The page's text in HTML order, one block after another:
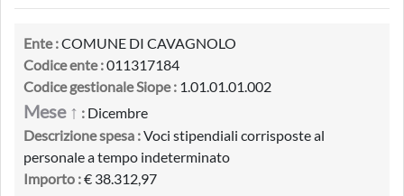
Ente :COMUNE DI CAVAGNOLO
Codice ente :011317184
Codice gestionale Siope : 1.01.01.01.002
Mese ↑ : Dicembre
Descrizione spesa :Voci stipendiali corrisposte al
personale a tempo indeterminato
Importo :€ 38.312,97